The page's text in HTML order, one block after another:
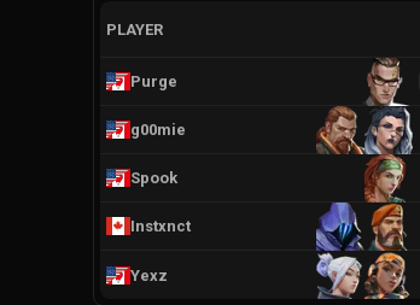
PLAYER
Purge
g00mie
Spook
Instxnct
Yexz